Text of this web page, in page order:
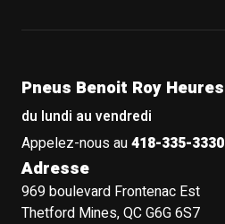
Pneus Benoit Roy Heures
du lundi au vendredi
Appelez-nous au418-335-3330
Adresse
969 boulevard Frontenac Est
Thetford Mines, QC G6G 6S7